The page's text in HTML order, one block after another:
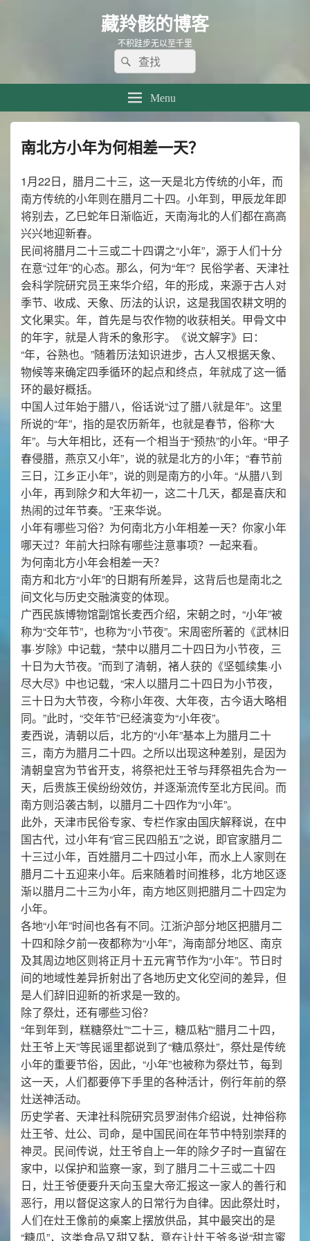
藏羚骸的博客
不积跬步无以至千里
Search
for:
Search
Menu
南北方小年为何相差一天？
1月22日，腊月二十三，这一天是北方传统的小年，而
南方传统的小年则在腊月二十四。小年到，甲辰龙年即
将别去，乙巳蛇年日渐临近，天南海北的人们都在高高
兴兴地迎新春。
民间将腊月二十三或二十四谓之“小年”，源于人们十分
在意“过年”的心态。那么，何为“年”？民俗学者、天津社
会科学院研究员王来华介绍，年的形成，来源于古人对
季节、收成、天象、历法的认识，这是我国农耕文明的
文化果实。年，首先是与农作物的收获相关。甲骨文中
的年字，就是人背禾的象形字。《说文解字》曰：
“年，谷熟也。”随着历法知识进步，古人又根据天象、
物候等来确定四季循环的起点和终点，年就成了这一循
环的最好概括。
中国人过年始于腊八，俗话说“过了腊八就是年”。这里
所说的“年”，指的是农历新年，也就是春节，俗称“大
年”。与大年相比，还有一个相当于“预热”的小年。“甲子
春侵腊，燕京又小年”，说的就是北方的小年；“春节前
三日，江乡正小年”，说的则是南方的小年。“从腊八到
小年，再到除夕和大年初一，这二十几天，都是喜庆和
热闹的过年节奏。”王来华说。
小年有哪些习俗？为何南北方小年相差一天？你家小年
哪天过？年前大扫除有哪些注意事项？一起来看。
为何南北方小年会相差一天？
南方和北方“小年”的日期有所差异，这背后也是南北之
间文化与历史交融演变的体现。
广西民族博物馆副馆长麦西介绍，宋朝之时，“小年”被
称为“交年节”，也称为“小节夜”。宋周密所著的《武林旧
事·岁除》中记载，“禁中以腊月二十四日为小节夜，三
十日为大节夜。”而到了清朝，褚人获的《坚瓠续集·小
尽大尽》中也记载，“宋人以腊月二十四日为小节夜，
三十日为大节夜，今称小年夜、大年夜，古今语大略相
同。”此时，“交年节”已经演变为“小年夜”。
麦西说，清朝以后，北方的“小年”基本上为腊月二十
三，南方为腊月二十四。之所以出现这种差别，是因为
清朝皇宫为节省开支，将祭祀灶王爷与拜祭祖先合为一
天，后贵族王侯纷纷效仿，并逐渐流传至北方民间。而
南方则沿袭古制，以腊月二十四作为“小年”。
此外，天津市民俗专家、专栏作家由国庆解释说，在中
国古代，过小年有“官三民四船五”之说，即官家腊月二
十三过小年，百姓腊月二十四过小年，而水上人家则在
腊月二十五迎来小年。后来随着时间推移，北方地区逐
渐以腊月二十三为小年，南方地区则把腊月二十四定为
小年。
各地“小年”时间也各有不同。江浙沪部分地区把腊月二
十四和除夕前一夜都称为“小年”，海南部分地区、南京
及其周边地区则将正月十五元宵节作为“小年”。节日时
间的地域性差异折射出了各地历史文化空间的差异，但
是人们辞旧迎新的祈求是一致的。
除了祭灶，还有哪些习俗？
“年到年到，糕糖祭灶”“二十三，糖瓜粘”“腊月二十四，
灶王爷上天”等民谣里都说到了“糖瓜祭灶”，祭灶是传统
小年的重要节俗，因此，“小年”也被称为祭灶节，每到
这一天，人们都要停下手里的各种活计，例行年前的祭
灶送神活动。
历史学者、天津社科院研究员罗澍伟介绍说，灶神俗称
灶王爷、灶公、司命，是中国民间在年节中特别崇拜的
神灵。民间传说，灶王爷自上一年的除夕子时一直留在
家中，以保护和监察一家，到了腊月二十三或二十四
日，灶王爷便要升天向玉皇大帝汇报这一家人的善行和
恶行，用以督促这家人的日常行为自律。因此祭灶时，
人们在灶王像前的桌案上摆放供品，其中最突出的是
“糖瓜”，这类食品又甜又黏，意在让灶王爷多说“甜言蜜